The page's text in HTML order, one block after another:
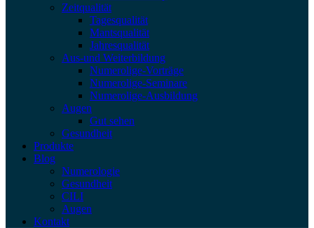
Zeitqualität
Tagesqualität
Mantsqualität
Jahresqualität
Aus-und Weiterbildung
Numerolige-Vorträge
Numerolige-Seminare
Numerolige-Ausbildung
Augen
Gut sehen
Gesundheit
Produkte
Blog
Numerologie
Gesundheit
CILI
Augen
Kontakt